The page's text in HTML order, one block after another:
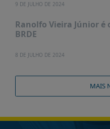
9 DE JULHO DE 2024
Ranolfo Vieira Júnior é
BRDE
8 DE JULHO DE 2024
MAIS